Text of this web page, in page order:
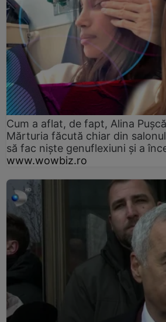
Cum a aflat, de fapt, Alina
Mărturia făcută chiar din
să fac niște genuflexiuni și a
www.wowbiz.ro